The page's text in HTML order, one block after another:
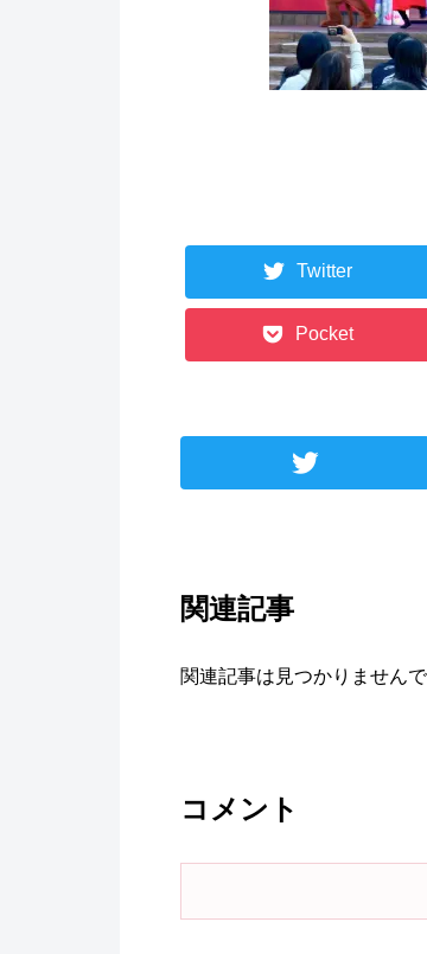
Twitter
Pocket
関連記事
関連記事は見つかりませんで
コメント